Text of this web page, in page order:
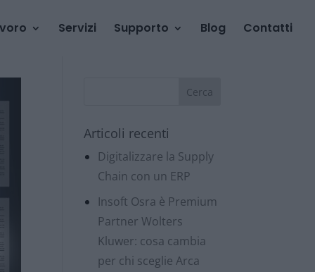
Servizi Supporto Blog Contatti
Articoli recenti
Digitalizzare la Supply
Chain con un ERP
Insoft Osra è Premium
Partner Wolters
Kluwer: cosa cambia
per chi sceglie Arca